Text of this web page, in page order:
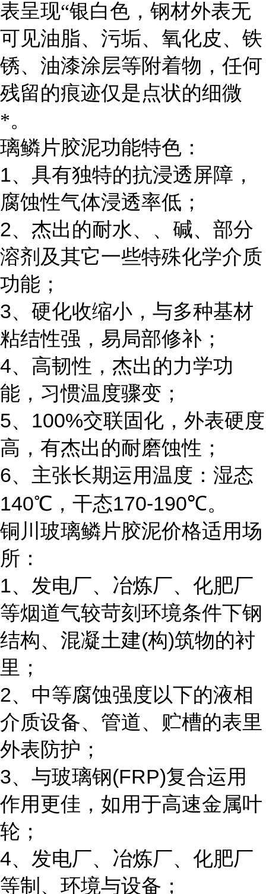
表呈现“银白色，钢材外表无
可见油脂、污垢、氧化皮、铁
锈、油漆涂层等附着物，任何
残留的痕迹仅是点状的细微
*。
璃鳞片胶泥功能特色：
1、具有独特的抗浸透屏障，
腐蚀性气体浸透率低；
2、杰出的耐水、、碱、部分
溶剂及其它一些特殊化学介质
功能；
3、硬化收缩小，与多种基材
粘结性强，易局部修补；
4、高韧性，杰出的力学功
能，习惯温度骤变；
5、 100%交联固化，外表硬度
高，有杰出的耐磨蚀性；
6、主张长期运用温度：湿态
140℃，干态170-190℃。
铜川玻璃鳞片胶泥价格适用场
所：
1、发电厂、冶炼厂、化肥厂
等烟道气较苛刻环境条件下钢
结构、混凝土建(构)筑物的衬
里；
2、中等腐蚀强度以下的液相
介质设备、管道、贮槽的表里
外表防护；
3、与玻璃钢(FRP)复合运用
作用更佳，如用于高速金属叶
轮；
4、发电厂、冶炼厂、化肥厂
等制、环境与设备；